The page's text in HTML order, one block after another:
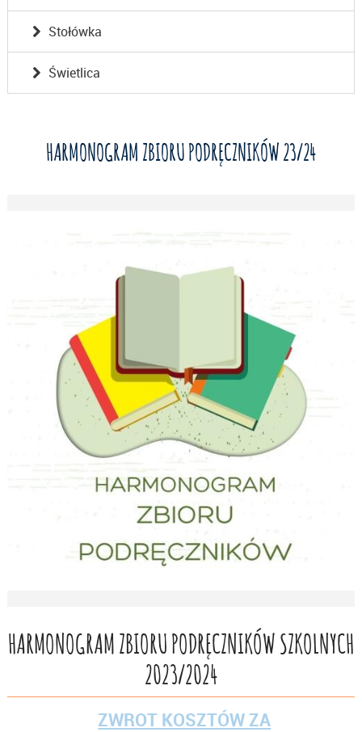
Stołówka
Świetlica
HARMONOGRAM ZBIORU PODRĘCZNIKÓW 23/24
HARMONOGRAM ZBIORU PODRĘCZNIKÓW SZKOLNYCH
2023/2024
ZWROT KOSZTÓW ZA